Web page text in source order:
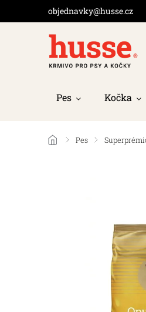
objednavky@husse.cz
Pes Kočka
/ Pes /